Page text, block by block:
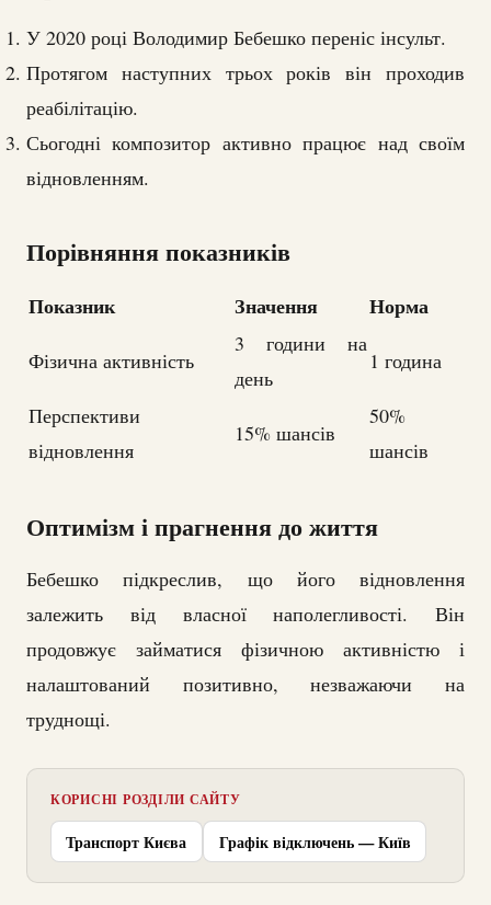
У 2020 році Володимир Бебешко переніс інсульт.
Протягом наступних трьох років він проходив
реабілітацію.
Сьогодні композитор активно працює над своїм
відновленням.
Порівняння показників
Показник Значення Норма
Фізична активність
3 години на
день
1 година
Перспективи
відновлення
15% шансів
50%
шансів
Оптимізм і прагнення до життя
Бебешко підкреслив, що його відновлення
залежить від власної наполегливості. Він
продовжує займатися фізичною активністю і
налаштований позитивно, незважаючи на
труднощі.
КОРИСНІ РОЗДІЛИ САЙТУ
Транспорт Києва Графік відключень — Київ